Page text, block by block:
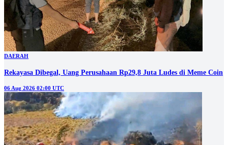
DAERAH
Rekayasa Dibegal, Uang Perusahaan Rp29,8 Juta Ludes di Meme Coin
06 Aug 2026 02:00 UTC